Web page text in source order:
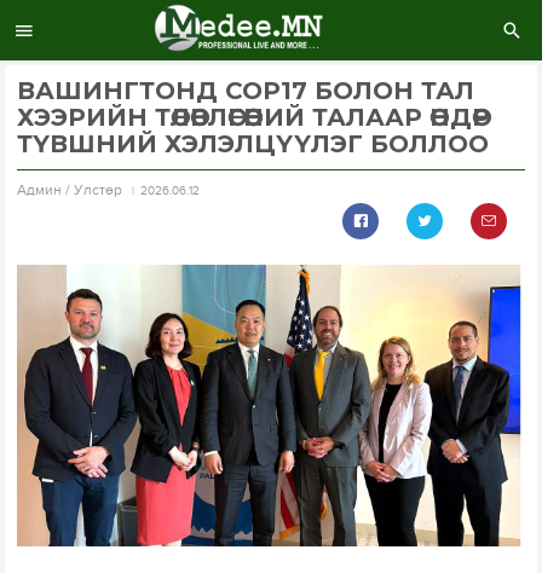
ВАШИНГТОНД COP17 БОЛОН ТАЛ
ХЭЭРИЙН ТӨЛӨВЛӨГӨӨНИЙ ТАЛААР ӨНДӨР
ТҮВШНИЙ ХЭЛЭЛЦҮҮЛЭГ БОЛЛОО
Aдмин / Улстөр 2026.06.12